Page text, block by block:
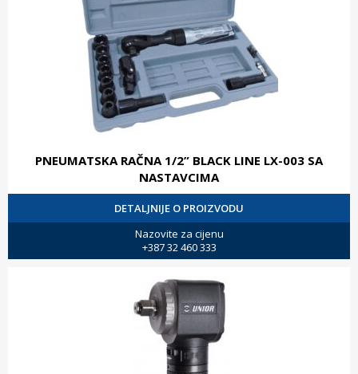
PNEUMATSKA RAČNA 1/2” BLACK LINE LX-003 SA
NASTAVCIMA
DETALJNIJE O PROIZVODU
Nazovite za cijenu
+387 32 460 333